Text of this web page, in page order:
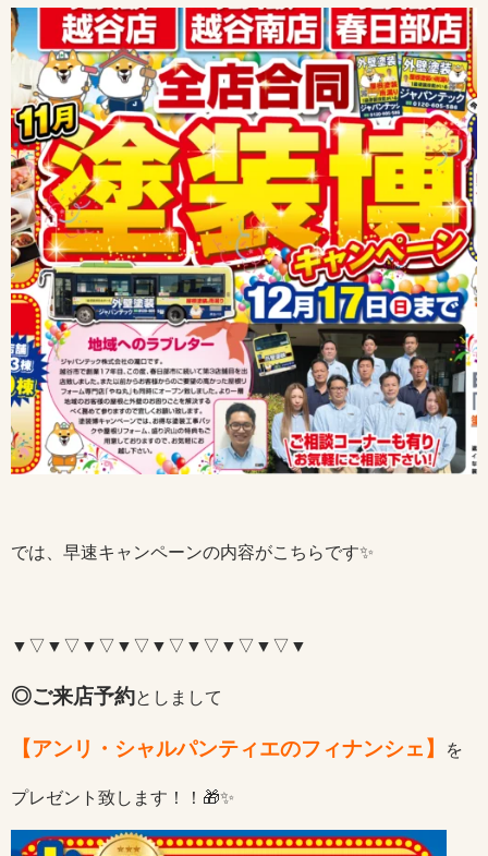
では、早速キャンペーンの内容がこちらです✨
▼▽▼▽▼▽▼▽▼▽▼▽▼▽▼▽▼
◎ご来店予約としまして
【アンリ・シャルパンティエのフィナンシェ】 を
プレゼント致します！！🎁✨